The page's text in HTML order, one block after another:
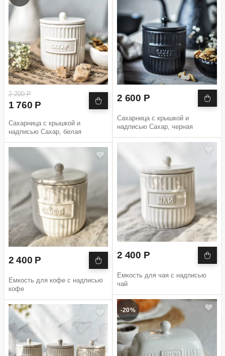
2 200 Р
1 760 Р
Сахарница с крышкой и
надписью Сахар, белая
2 400 Р
Емкость для кофе с надписью
кофе
2 600 Р
Сахарница с крышкой и
надписью Сахар, черная
2 400 Р
Емкость для чая с надписью
чай
-20%